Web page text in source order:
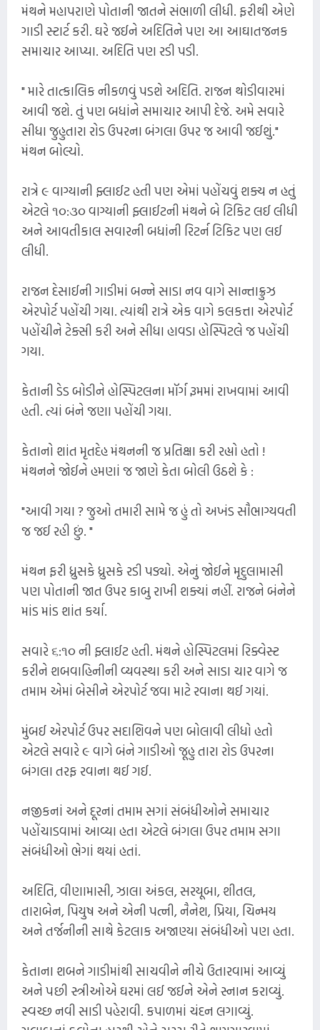
મંથને મહાપરાણે પોતાની જાતને સંભાળી લીધી. ફરીથી એણે
ગાડી સ્ટાર્ટ કરી. ઘરે જઈને અદિતિને પણ આ આઘાતજનક
સમાચાર આપ્યા. અદિતિ પણ રડી પડી.
" મારે તાત્કાલિક નીકળવું પડશે અદિતિ. રાજન થોડીવારમાં
આવી જશે. તું પણ બધાંને સમાચાર આપી દેજે. અમે સવારે
સીધા જુહુતારા રોડ ઉપરના બંગલા ઉપર જ આવી જઈશું."
મંથન બોલ્યો.
રાત્રે ૯ વાગ્યાની ફ્લાઈટ હતી પણ એમાં પહોંચવું શક્ય ન હતું
એટલે ૧૦:૩૦ વાગ્યાની ફ્લાઈટની મંથને બે ટિકિટ લઈ લીધી
અને આવતીકાલ સવારની બધાંની રિટર્ન ટિકિટ પણ લઈ
લીધી.
રાજન દેસાઈની ગાડીમાં બન્ને સાડા નવ વાગે સાન્તાક્રુઝ
એરપોર્ટ પહોંચી ગયા. ત્યાંથી રાત્રે એક વાગે કલકત્તા એરપોર્ટ
પહોંચીને ટેક્સી કરી અને સીધા હાવડા હોસ્પિટલે જ પહોંચી
ગયા.
કેતાની ડેડ બોડીને હોસ્પિટલના મૉર્ગ રૂમમાં રાખવામાં આવી
હતી. ત્યાં બંને જણા પહોંચી ગયા.
કેતાનો શાંત મૃતદેહ મંથનની જ પ્રતિક્ષા કરી રહ્યો હતો !
મંથનને જોઈને હમણાં જ જાણે કેતા બોલી ઉઠશે કે :
"આવી ગયા ? જુઓ તમારી સામે જ હું તો અખંડ સૌભાગ્યવતી
જ જઈ રહી છું. "
મંથન ફરી ધ્રુસકે ધ્રુસકે રડી પડ્યો. એનું જોઈને મૃદુલામાસી
પણ પોતાની જાત ઉપર કાબુ રાખી શક્યાં નહીં. રાજને બંનેને
માંડ માંડ શાંત કર્યા.
સવારે ૬:૧૦ ની ફ્લાઈટ હતી. મંથને હોસ્પિટલમાં રિક્વેસ્ટ
કરીને શબવાહિનીની વ્યવસ્થા કરી અને સાડા ચાર વાગે જ
તમામ એમાં બેસીને એરપોર્ટ જવા માટે રવાના થઈ ગયાં.
મુંબઈ એરપોર્ટ ઉપર સદાશિવને પણ બોલાવી લીધો હતો
એટલે સવારે ૯ વાગે બંને ગાડીઓ જૂહુ તારા રોડ ઉપરના
બંગલા તરફ રવાના થઈ ગઈ.
નજીકનાં અને દૂરનાં તમામ સગાં સંબંધીઓને સમાચાર
પહોંચાડવામાં આવ્યા હતા એટલે બંગલા ઉપર તમામ સગા
સંબંધીઓ ભેગાં થયાં હતાં.
અદિતિ, વીણામાસી, ઝાલા અંકલ, સરયૂબા, શીતલ,
તારાબેન, પિયુષ અને એની પત્ની, નૈનેશ, પ્રિયા, ચિન્મય
અને તર્જનીની સાથે કેટલાક અજાણ્યા સંબંધીઓ પણ હતા.
કેતાના શબને ગાડીમાંથી સાચવીને નીચે ઉતારવામાં આવ્યું
અને પછી સ્ત્રીઓએ ઘરમાં લઈ જઈને એને સ્નાન કરાવ્યું.
સ્વચ્છ નવી સાડી પહેરાવી. કપાળમાં ચંદન લગાવ્યું.